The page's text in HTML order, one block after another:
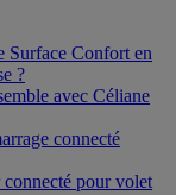
Surface Confort en
?
avec Céliane
connecté
pour volet